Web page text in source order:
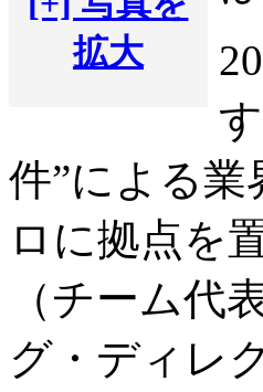
拡大
件”による
ロに拠点を
（チーム代
グ・ディレ